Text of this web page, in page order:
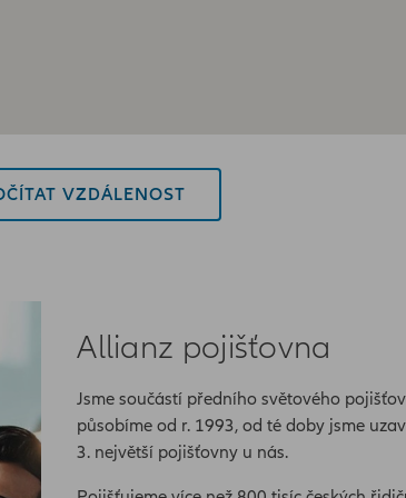
VZDÁLENOST
Allianz pojišťovna
Jsme součástí předního světového
působíme od r. 1993, od té doby jsme
3. největší pojišťovny u nás.